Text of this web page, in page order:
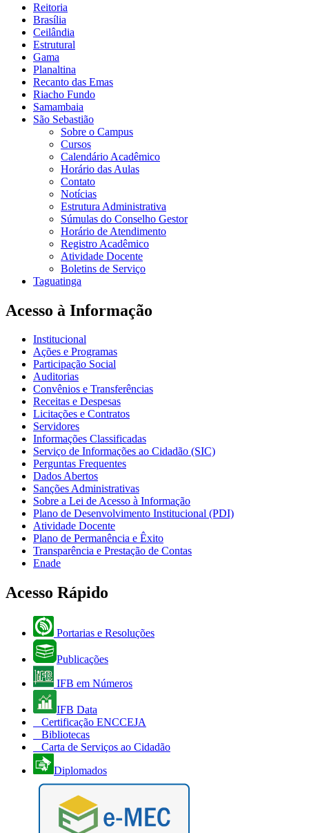
Reitoria
Brasília
Ceilândia
Estrutural
Gama
Planaltina
Recanto das Emas
Riacho Fundo
Samambaia
São Sebastião
Sobre o Campus
Cursos
Calendário Acadêmico
Horário das Aulas
Contato
Notícias
Estrutura Administrativa
Súmulas do Conselho Gestor
Horário de Atendimento
Registro Acadêmico
Atividade Docente
Boletins de Serviço
Taguatinga
Acesso à Informação
Institucional
Ações e Programas
Participação Social
Auditorias
Convênios e Transferências
Receitas e Despesas
Licitações e Contratos
Servidores
Informações Classificadas
Serviço de Informações ao Cidadão (SIC)
Perguntas Frequentes
Dados Abertos
Sanções Administrativas
Sobre a Lei de Acesso à Informação
Plano de Desenvolvimento Institucional (PDI)
Atividade Docente
Plano de Permanência e Êxito
Transparência e Prestação de Contas
Enade
Acesso Rápido
Portarias e Resoluções
Publicações
IFB em Números
IFB Data
Certificação ENCCEJA
Bibliotecas
Carta de Serviços ao Cidadão
Diplomados